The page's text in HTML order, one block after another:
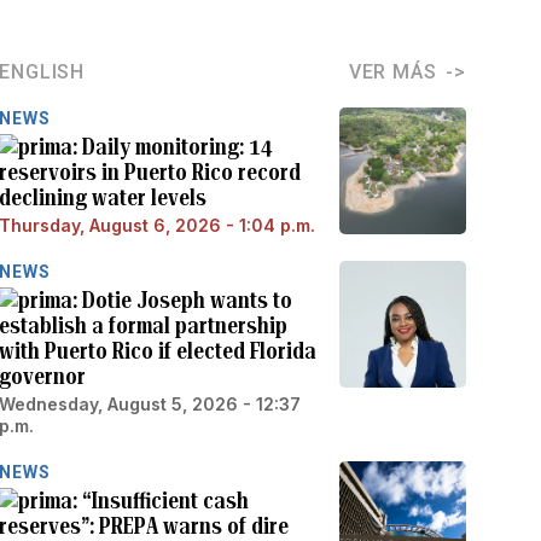
ENGLISH VER MÁS
NEWS
Daily monitoring: 14
reservoirs in Puerto Rico record
declining water levels
Thursday, August 6, 2026 - 1:04 p.m.
NEWS
Dotie Joseph wants to
establish a formal partnership
with Puerto Rico if elected Florida
governor
Wednesday, August 5, 2026 - 12:37
p.m.
NEWS
“Insufficient cash
reserves”: PREPA warns of dire